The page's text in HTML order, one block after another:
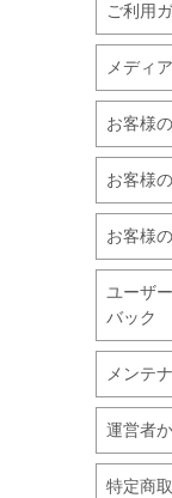
ご利用
メディ
お客様
お客様
お客様
ユーザ
バック
メンテ
運営者
特定商